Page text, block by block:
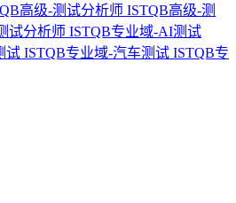
高级-测试分析师 ISTQB高级-测
试分析师 ISTQB专业域-AI测试
试 ISTQB专业域-汽车测试 ISTQB专